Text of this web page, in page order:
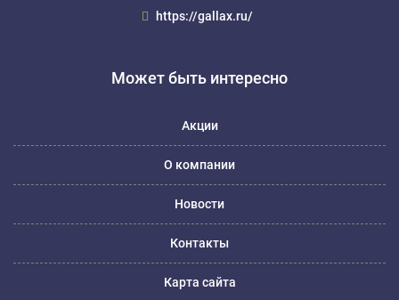
https://gallax.ru/
Может быть интересно
Акции
О компании
Новости
Контакты
Карта сайта